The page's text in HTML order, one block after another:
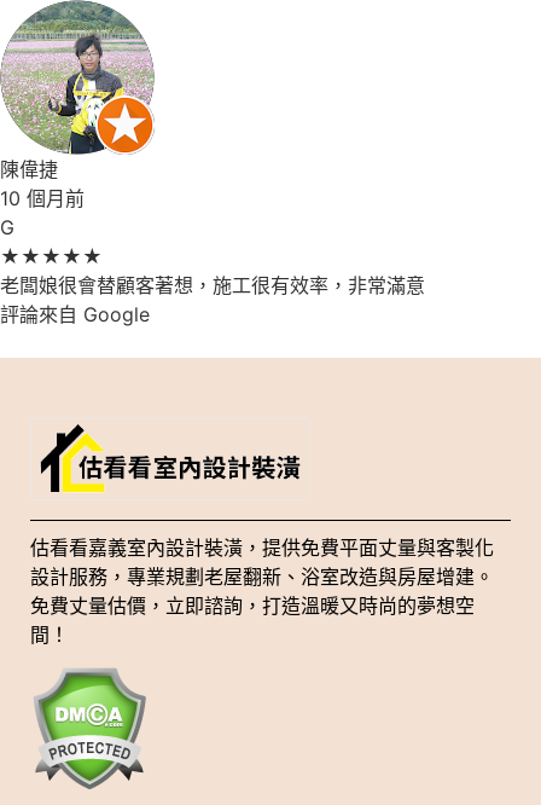
陳偉捷
10 個月前
G
★ ★ ★ ★ ★
老闆娘很會替顧客著想，施工很有效率，非常滿意
評論來自 Google
估看看嘉義室內設計裝潢，提供免費平面丈量與客製化
設計服務，專業規劃老屋翻新、浴室改造與房屋增建。
免費丈量估價，立即諮詢，打造溫暖又時尚的夢想空
間！